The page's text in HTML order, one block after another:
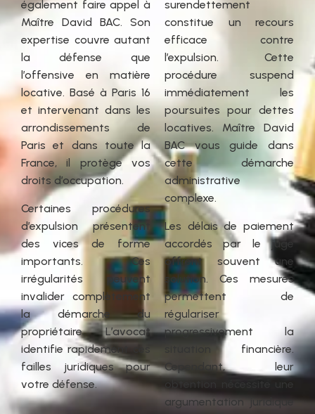
également faire appel à
Maître David BAC. Son
expertise couvre autant
la défense que
l’offensive en matière
locative. Basé à Paris 16
et intervenant dans les
arrondissements de
Paris et dans toute la
France, il protège vos
droits d’occupation.
Certaines procédures
d’expulsion présentent
des vices de forme
importants. Ces
irrégularités peuvent
invalider complètement
la démarche du
propriétaire. L’avocat
identifie rapidement ces
failles juridiques pour
votre défense.
surendettement
constitue un recours
efficace contre
l’expulsion. Cette
procédure suspend
immédiatement les
poursuites pour dettes
locatives. Maître David
BAC vous guide dans
cette démarche
administrative
complexe.
Les délais de paiement
accordés par le juge
offrent souvent une
solution. Ces mesures
permettent de
régulariser
progressivement la
situation financière.
Cependant, leur
argumentation juridique